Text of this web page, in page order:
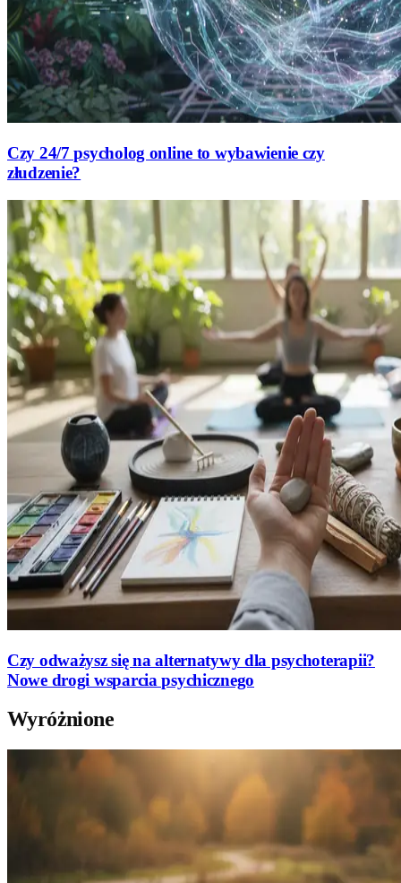
Czy 24/7 psycholog online to wybawienie czy
złudzenie?
Czy odważysz się na alternatywy dla psychoterapii?
Nowe drogi wsparcia psychicznego
Wyróżnione